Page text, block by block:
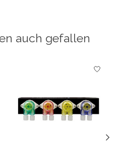
auch gefallen